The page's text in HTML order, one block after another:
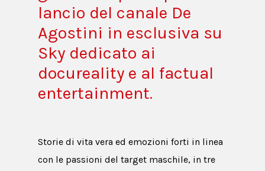
lancio del canale De
Agostini in esclusiva su
Sky dedicato ai
docureality e al factual
entertainment.
Storie di vita vera ed emozioni forti in linea
con le passioni del target maschile, in tre